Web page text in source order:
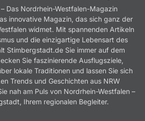
Das Nordrhein-Westfalen-Magazin
innovative Magazin, das sich ganz der
widmet. Mit spannenden Artikeln
und die einzigartige Lebensart des
Stimbergstadt.de Sie immer auf dem
Sie faszinierende Ausflugsziele,
lokale Traditionen und lassen Sie sich
Trends und Geschichten aus NRW
nah am Puls von Nordrhein-Westfalen –
Ihrem regionalen Begleiter.